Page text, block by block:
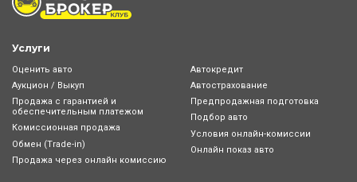
Услуги
Оценить авто
Аукцион / Выкуп
Продажа с гарантией и
обеспечительным платежом
Комиссионная продажа
Обмен (Trade-in)
Продажа через онлайн комиссию
Автокредит
Автострахование
Предпродажная подготовка
Подбор авто
Условия онлайн-комиcсии
Онлайн показ авто